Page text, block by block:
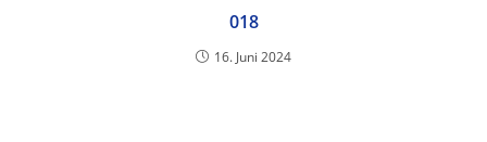
018
16. Juni 2024